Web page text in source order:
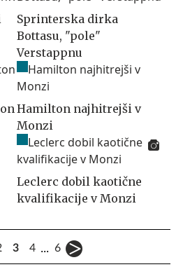
Sprinterska dirka
Bottasu, "pole"
Verstappnu
Hamilton najhitrejši v
Monzi
Leclerc dobil kaotične
kvalifikacije v Monzi
3 4 ... 6